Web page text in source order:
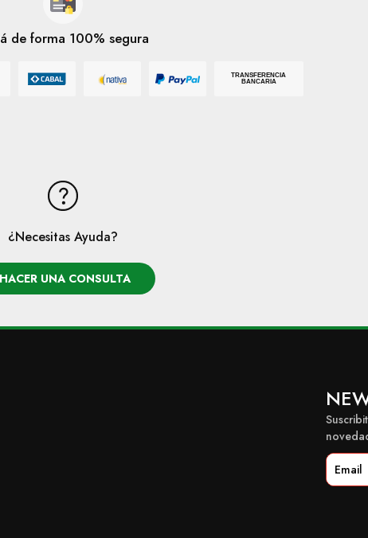
de forma 100% segura
Mastercard Cabal Nativa
TRANSFERENCIA
BANCARIA
¿Necesitas Ayuda?
HACER UNA CONSULTA